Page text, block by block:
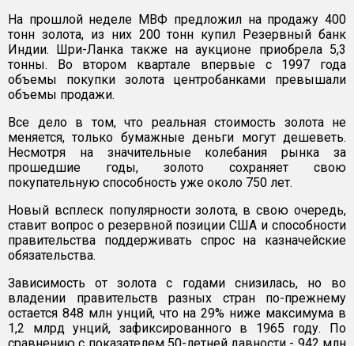
На прошлой неделе МВФ предложил на продажу 400
тонн золота, из них 200 тонн купил Резервный банк
Индии. Шри-Ланка также на аукционе приобрела 5,3
тонны. Во втором квартале впервые с 1997 года
объемы покупки золота центробанками превышали
объемы продажи.
Все дело в том, что реальная стоимость золота не
меняется, только бумажные деньги могут дешеветь.
Несмотря на значительные колебания рынка за
прошедшие годы, золото сохраняет свою
покупательную способность уже около 750 лет.
Новый всплеск популярности золота, в свою очередь,
ставит вопрос о резервной позиции США и способности
правительства поддерживать спрос на казначейские
обязательства.
Зависимость от золота с годами снизилась, но во
владении правительств разных стран по-прежнему
остается 848 млн унций, что на 29% ниже максимума в
1,2 млрд унций, зафиксированного в 1965 году. По
сравнению с показателем 50-летней давности - 942 млн